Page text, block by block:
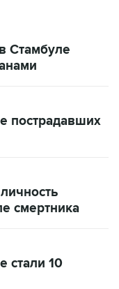
Стамбуле
пострадавших
смертника
стали 10